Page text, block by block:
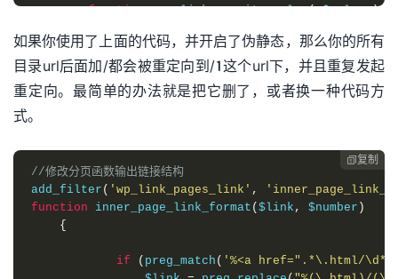
function pagelink_rewrite_rules( $rules ){
if ( $rule ==
'([0-
			unset
($rules $rule]);
}
}
}
// 禁止WordPress将页面分页链接跳转到原来的格式
function cancel_redirect_for_paged_posts(
global $wp_query;
}
如果你使用了上面的代码，并开启了伪静态，那么你的所有
目录url后面加/都会被重定向到/1这个url下，并且重复发起
重定向。最简单的办法就是把它删了，或者换一种代码方
式。
复制
//修改分页函数输出链接结构
add_filter ( 'wp_link_pages_link' ,
function inner_page_link_format ( $link , $number )
{
if ( preg_match ( '%<a href=".*\.html/